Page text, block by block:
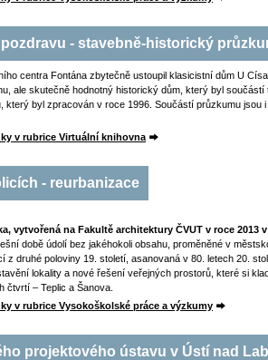
- stavebně-historický
centra Fontána zbytečně ustoupil klasicistní dům U
ale skutečně hodnotný historický dům, který byl
který byl zpracován v roce 1996. Součástí průzkumu jsou
v rubrice Virtuální knihovna
- reurbanizace
vytvořená na Fakultě architektury ČVUT v roce 2013
době údolí bez jakéhokoli obsahu, proměněné v
z druhé poloviny 19. století, asanovaná v 80. letech 20.
lokality a nové řešení veřejných prostorů, které si
čtvrtí – Teplic a Šanova.
v rubrice Vysokoškolské práce a výzkumy
projektového ústavu v Ústí nad